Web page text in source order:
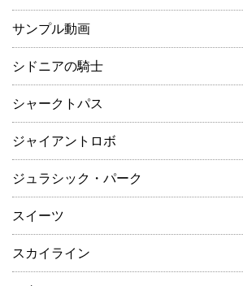
サンプル動画
シドニアの騎士
シャークトパス
ジャイアントロボ
ジュラシック・パーク
スイーツ
スカイライン